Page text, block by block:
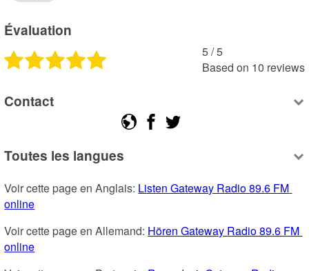
Évaluation
5 /5
Based on 10 reviews
Contact
Toutes les langues
Voir cette page en Anglais: Listen Gateway Radio 89.6 FM
online
Voir cette page en Allemand: Hören Gateway Radio 89.6 FM
online